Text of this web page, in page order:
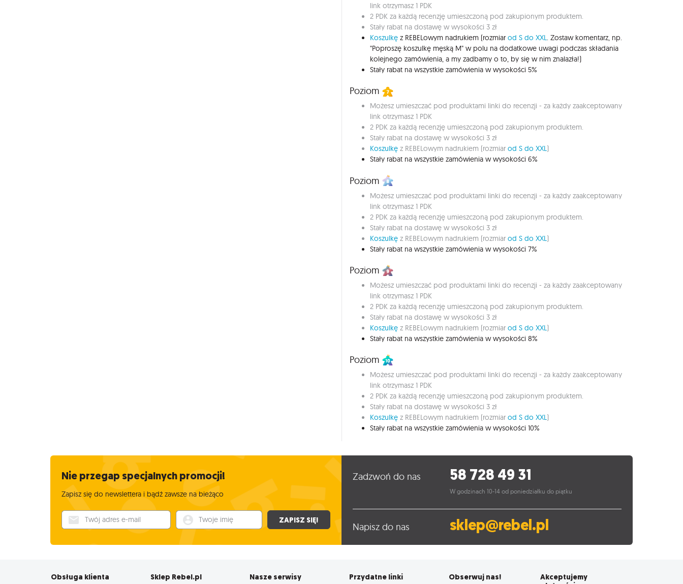
link otrzymasz 1 PDK
2 PDK za każdą recenzję umieszczoną pod zakupionym produktem.
Stały rabat na dostawę w wysokości 3 zł
Koszulkę z REBELowym nadrukiem (rozmiarod S do XXL. Zostaw komentarz, np.
"Poproszę koszulkę męską M" w polu na dodatkowe uwagi podczas składania
kolejnego zamówienia, a my zadbamy o to, by się w nim znalazła!)
Stały rabat na wszystkie zamówienia w wysokości 5%
Poziom
Możesz umieszczać pod produktami linki do recenzji - za każdy zaakceptowany
link otrzymasz 1 PDK
2 PDK za każdą recenzję umieszczoną pod zakupionym produktem.
Stały rabat na dostawę w wysokości 3 zł
Koszulkę z REBELowym nadrukiem (rozmiar od S do XXL)
Stały rabat na wszystkie zamówienia w wysokości 6%
Poziom
Możesz umieszczać pod produktami linki do recenzji - za każdy zaakceptowany
link otrzymasz 1 PDK
2 PDK za każdą recenzję umieszczoną pod zakupionym produktem.
Stały rabat na dostawę w wysokości 3 zł
Koszulkę z REBELowym nadrukiem (rozmiar od S do XXL )
Stały rabat na wszystkie zamówienia w wysokości 7%
Poziom
Możesz umieszczać pod produktami linki do recenzji - za każdy zaakceptowany
link otrzymasz 1 PDK
2 PDK za każdą recenzję umieszczoną pod zakupionym produktem.
Stały rabat na dostawę w wysokości 3 zł
Koszulkę z REBELowym nadrukiem (rozmiar od S do XXL)
Stały rabat na wszystkie zamówienia w wysokości 8%
Poziom
Możesz umieszczać pod produktami linki do recenzji - za każdy zaakceptowany
link otrzymasz 1 PDK
2 PDK za każdą recenzję umieszczoną pod zakupionym produktem.
Stały rabat na dostawę w wysokości 3 zł
Koszulkę z REBELowym nadrukiem (rozmiar od S do XXL)
Stały rabat na wszystkie zamówienia w wysokości 10%
Nie przegap specjalnych promocji!
Zapisz się do newslettera i bądź zawsze na bieżąco
Twój adres e-mail Twoje imię ZAPISZ SIĘ!
Zadzwoń do nas 58 728 49 31
W godzinach 10-14 od poniedziałku do piątku
Napisz do nas sklep@rebel.pl
Obsługa klienta Sklep Rebel.pl Nasze serwisy Przydatne linki Obserwuj nas!
Akceptujemy